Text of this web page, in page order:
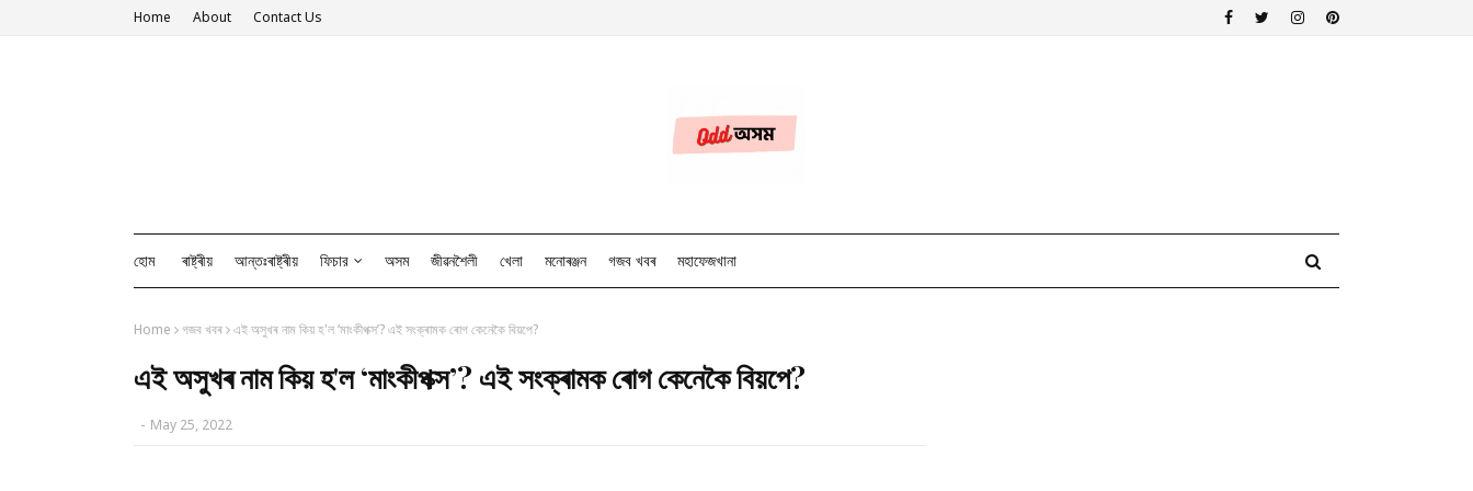
Home About Contact Us
হোম ৰাষ্ট্ৰীয় আন্তঃৰাষ্ট্ৰীয় ফিচার অসম জীৱনশৈলী খেলা মনোৰঞ্জন গজব খবৰ মহাফেজখানা
Home গজব খবৰ এই অসুখৰ নাম কিয় হ'ল ‘মাংকীপক্স’? এই সংক্ৰামক ৰোগ কেনেকৈ বিয়পে?
এই অসুখৰ নাম কিয় হ'ল ‘মাংকীপক্স’? এই সংক্ৰামক ৰোগ কেনেকৈ বিয়পে?
- May 25, 2022